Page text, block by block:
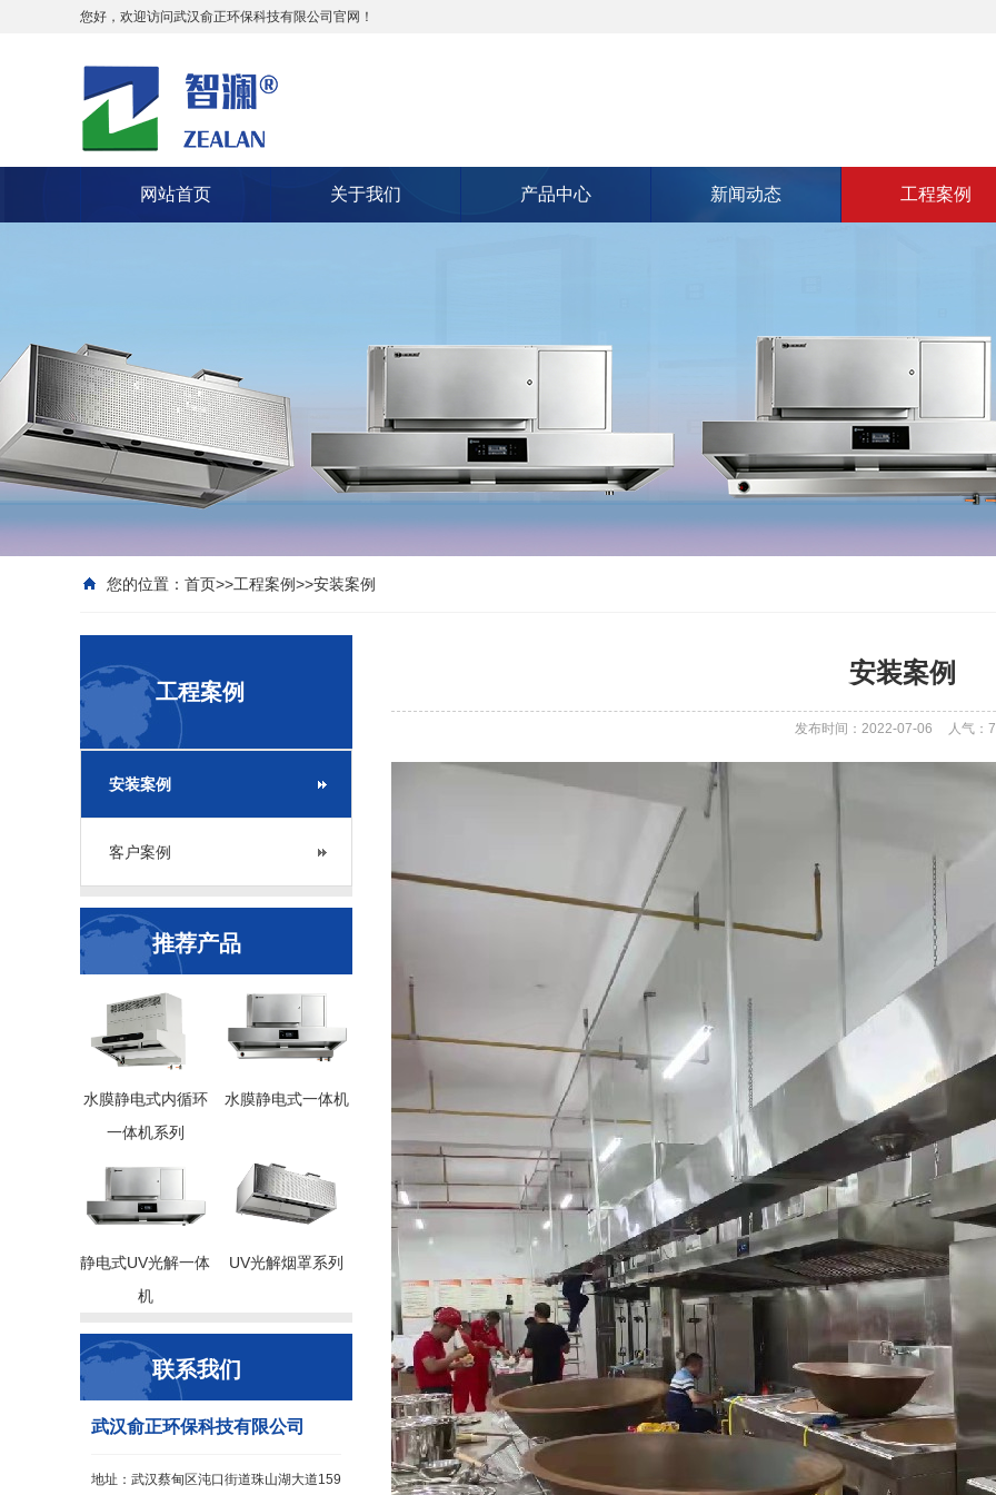
您好，欢迎访问武汉俞正环保科技有限公司官网！
网站首页 关于我们 产品中心 新闻动态 工程案例
您的位置： 首页>>工程案例>>安装案例
工程案例
安装案例
客户案例
推荐产品
水膜静电式内循环
一体机系列
水膜静电式一体机
静电式UV光解一体
机
UV光解烟罩系列
联系我们
武汉俞正环保科技有限公司
地址：武汉蔡甸区沌口街道珠山湖大道159
安装案例
发布时间：2022-07-06 人气：